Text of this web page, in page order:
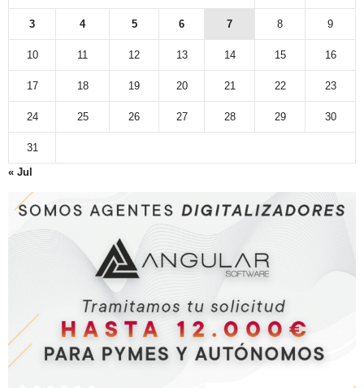
3 4 5 6 7 8 9
10 11 12 13 14 15 16
17 18 19 20 21 22 23
24 25 26 27 28 29 30
31
« Jul